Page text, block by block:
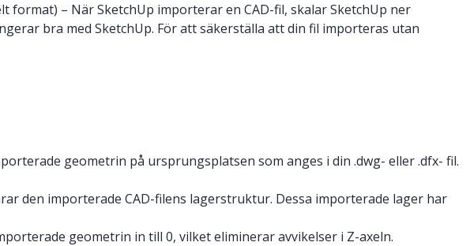
format) – När SketchUp importerar en CAD-fil, skalar SketchUp ner
bra med SketchUp. För att säkerställa att din fil importeras utan
geometrin på ursprungsplatsen som anges i din .dwg- eller .dfx- fil.
den importerade CAD-filens lagerstruktur. Dessa importerade lager har
geometrin in till 0, vilket eliminerar avvikelser i Z-axeln.